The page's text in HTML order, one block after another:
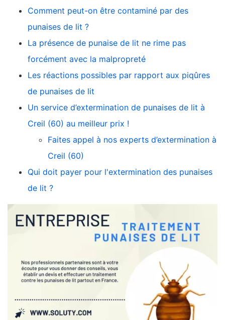
Comment peut-on être contaminé par des
punaises de lit ?
La présence de punaise de lit ne rime pas
forcément avec la malpropreté
Les réactions possibles par rapport aux piqûres
de punaises de lit
Un service d’extermination de punaises de lit à
Creil (60) au meilleur prix !
Faites appel à nos experts d’extermination à
Creil (60)
Qui doit payer pour l'extermination des punaises
de lit ?